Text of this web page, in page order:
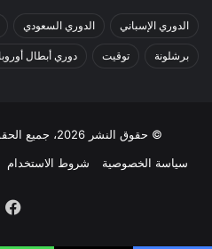
الدوري الإسباني الدوري السعودي
برشلونة توقيت دوري أبطال أوروبا
© حقوق النشر 2026، جميع الحقوق محفوظة لـ الكلاسيكو
سياسة الخصوصية
شروط الاستخدام